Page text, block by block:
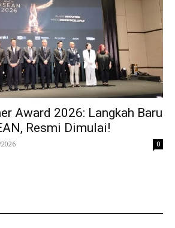
Award 2026: Langkah Baru
Resmi Dimulai!
0